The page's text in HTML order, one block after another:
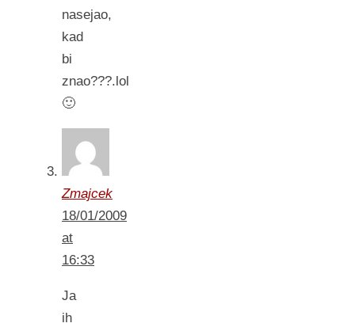
nasejao,
kad
bi
znao???.lol
🙂
Zmajcek
18/01/2009
at
16:33
Ja
ih